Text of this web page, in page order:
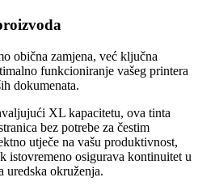
obična zamjena, već ključna
funkcioniranje vašeg printera
dokumenata.
XL kapacitetu, ova tinta
bez potrebe za čestim
utječe na vašu produktivnost,
istovremeno osigurava kontinuitet u
uredska okruženja.